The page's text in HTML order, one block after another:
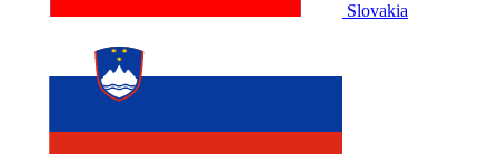
Slovakia